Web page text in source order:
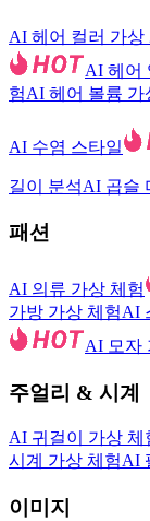
AI 헤어 컬러 가상
AI 헤어
험AI 헤어 볼륨 가
AI 수염 스타일
길이 분석AI 곱슬
패션
AI 의류 가상 체험
가방 가상 체험AI
AI 모자
주얼리 & 시계
AI 귀걸이 가상 체
시계 가상 체험AI
이미지